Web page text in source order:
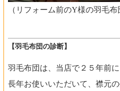
（リフォーム前のY様の羽毛布
【羽毛布団の診断】
羽毛布団は、当店で２５年前
長年お使いいただいて、襟元